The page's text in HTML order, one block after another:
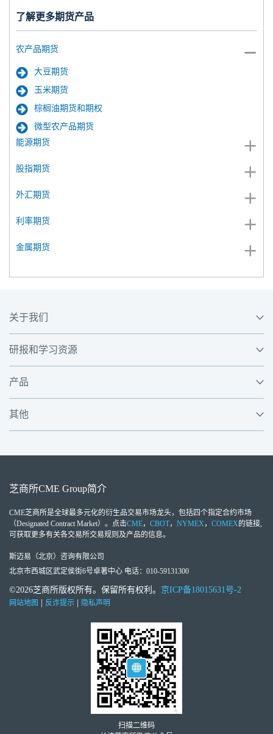
了解更多期货产品
农产品期货
大豆期货
玉米期货
棕榈油期货和期权
微型农产品期货
能源期货
股指期货
外汇期货
利率期货
金属期货
关于我们
研报和学习资源
产品
其他
芝商所CME Group简介
CME芝商所是全球最多元化的衍生品交易市场龙头，包括四个指定合约市场
（Designated Contract Market）。点击CME， CBOT， NYMEX ， COMEX的链接,
可获取更多有关各交易所交易规则及产品的信息。
斯迈易（北京）咨询有限公司
北京市西城区武定侯街6号卓著中心 电话：010-59131300
©2026芝商所版权所有。保留所有权利。 京ICP备18015631号-2
网站地图 | 反诈提示 | 隐私声明
扫描二维码